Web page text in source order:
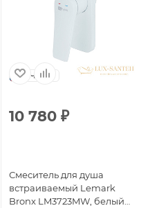
Чехия
10 780 ₽
Смеситель для душа
встраиваемый Lemark
Bronx LM3723MW, белый